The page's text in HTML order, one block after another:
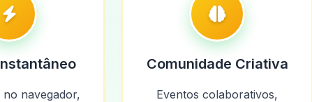
no navegador,
Comunidade Criativa
Eventos colaborativos,